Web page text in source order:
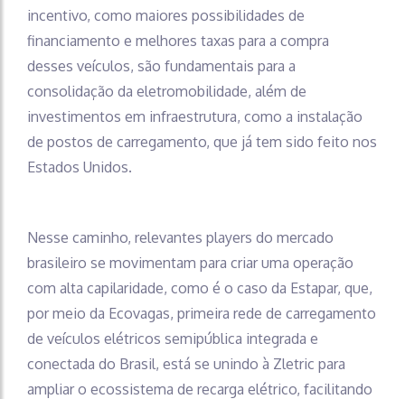
incentivo, como maiores possibilidades de
financiamento e melhores taxas para a compra
desses veículos, são fundamentais para a
consolidação da eletromobilidade, além de
investimentos em infraestrutura, como a instalação
de postos de carregamento, que já tem sido feito nos
Estados Unidos.
Nesse caminho, relevantes players do mercado
brasileiro se movimentam para criar uma operação
com alta capilaridade, como é o caso da Estapar, que,
por meio da Ecovagas, primeira rede de carregamento
de veículos elétricos semipública integrada e
conectada do Brasil, está se unindo à Zletric para
ampliar o ecossistema de recarga elétrico, facilitando